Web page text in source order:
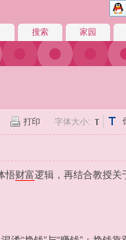
搜索 家园
打印 字体大小:
悟财富逻辑，再结合教授关